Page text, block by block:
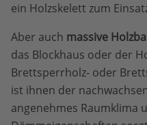
ein Holzskelett zum
Aber auch massive
das Blockhaus oder der
Brettsperrholz- oder
ist ihnen der
angenehmes Raumklima